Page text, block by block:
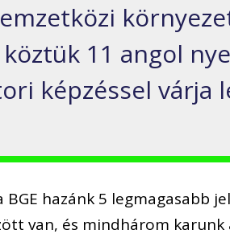
11 angol
képzéssel várja
BGE hazánk 5 legmagasabb
van, és mindhárom karunk